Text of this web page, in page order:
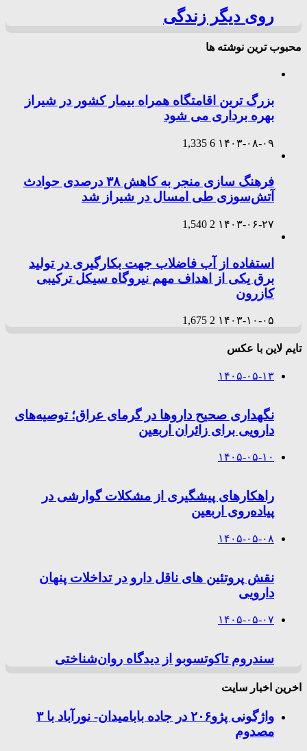
روی دیگر زندگی
محبوب ترین نوشته ها
بزرگ ترین اقامتگاه همراه بیمار کشور در شیراز
بهره برداری می شود
۱۴۰۳-۰۸-۰۹ 6
1,335
فرهنگ سازی منجر به کاهش ۳۸ درصدی حوادث
آتش‌سوزی طی امسال در شیراز شد
۱۴۰۳-۰۶-۲۷ 2
1,540
استفاده از آب فاضلاب جهت بکارگیری در تولید
برق یکی از اهداف مهم نیروگاه سیکل ترکیبی
کازرون
۱۴۰۳-۱۰-۰۵ 2
1,675
تایم لاین با عکس
۱۴۰۵-۰۵-۱۳
نگهداری صحیح داروها در گرمای عراق؛ توصیه‌های
دارویی برای زائران اربعین
۱۴۰۵-۰۵-۱۰
راهکارهای پیشگیری از مشکلات گوارشی در
پیاده‌روی اربعین
۱۴۰۵-۰۵-۰۸
نقش پروتئین های ناقل دارو در تداخلات پنهان
دارویی
۱۴۰۵-۰۵-۰۷
سندروم تاکوتسوبو از دیدگاه روان‌شناختی
اخرین اخبار سایت
واژگونی پژو۲۰۶ در جاده بابامیدان- نورآباد با ۳
مصدوم